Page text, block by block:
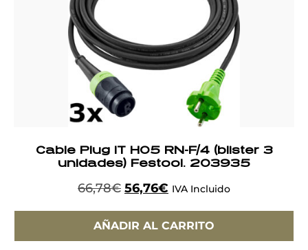
Cable Plug IT H05 RN-F/4 (blister 3
unidades) Festool. 203935
66,78€ 56,76€ IVA Incluido
AÑADIR AL CARRITO